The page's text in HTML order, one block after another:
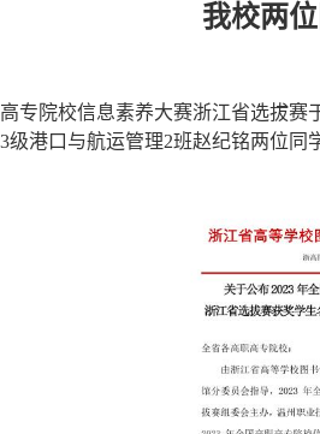
我校两
专院校信息素养大赛浙江省选拔赛
级港口与航运管理2班赵纪铭两位同